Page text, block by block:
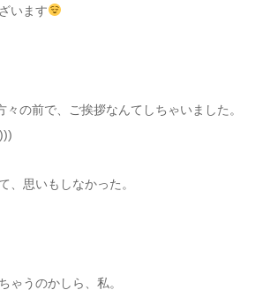
います
々の前で、ご挨拶なんてしちゃいました。
、思いもしなかった。
ゃうのかしら、私。